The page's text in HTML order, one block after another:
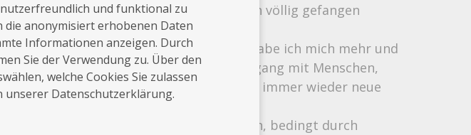
digitale Welt heute bietet, haben mich völlig gefangen
mich immer wieder neu.
für mein eigenes Unternehmen habe ich mich mehr und
Portraitfotografie gewidmet. Der Umgang mit Menschen,
in der Streetfotografie eröffnen mir immer wieder neue
Linie in der Architektur faszinieren mich, bedingt durch
und funktional zu
anonymisiert erhobenen Daten
Informationen anzeigen. Durch
Sie der Verwendung zu. Über den
welche Cookies Sie zulassen
unserer Datenschutzerklärung.